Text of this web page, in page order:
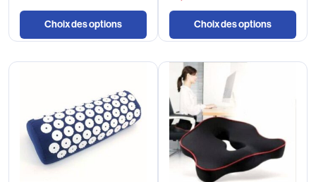
Choix des options Choix des options